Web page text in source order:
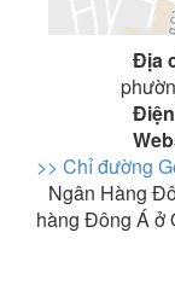
Địa
>> Chỉ đường
Ngân Hàng
hàng Đông Á ở